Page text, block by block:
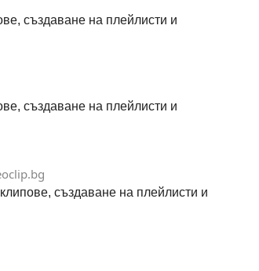
създаване на плейлисти и
създаване на плейлисти и
създаване на плейлисти и